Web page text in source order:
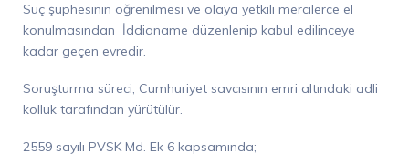
Suç şüphesinin öğrenilmesi ve olaya yetkili mercilerce el
konulmasından İddianame düzenlenip kabul edilinceye
kadar geçen evredir.
Soruşturma süreci, Cumhuriyet savcısının emri altındaki adli
kolluk tarafından yürütülür.
2559 sayılı PVSK Md. Ek 6 kapsamında;